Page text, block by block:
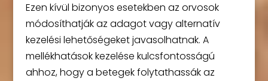
Ezen kívül bizonyos esetekben az orvosok
módosíthatják az adagot vagy alternatív
kezelési lehetőségeket javasolhatnak. A
mellékhatások kezelése kulcsfontosságú
ahhoz, hogy a betegek folytathassák az